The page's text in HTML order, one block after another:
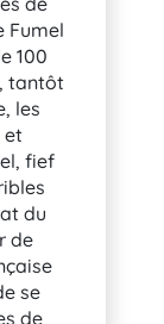
Fumel
100
tantôt
les
et
fief
du
de
se
de